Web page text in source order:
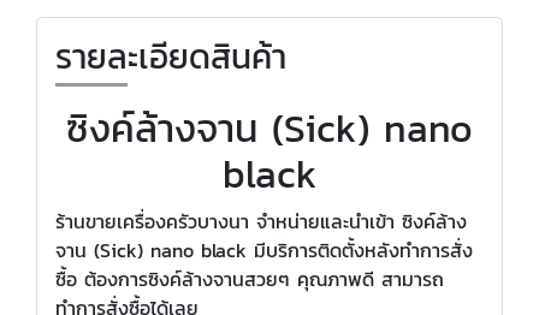
รายละเอียดสินค้า
ซิงค์ล้างจาน (Sick) nano
black
ร้านขายเครื่องครัวบางนา จำหน่ายและนำเข้า ซิงค์ล้าง
จาน (Sick) nano black มีบริการติดตั้งหลังทำการสั่ง
ซื้อ ต้องการซิงค์ล้างจานสวยๆ คุณภาพดี สามารถ
ทำการสั่งซื้อได้เลย